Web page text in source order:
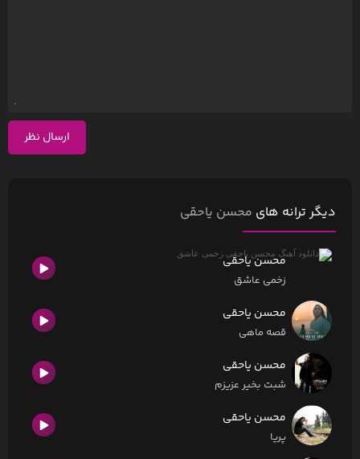
ارسال نظر
دیگر ترانه های محسن یاحقی
محسن یاحقی
زخمی عاشق
محسن یاحقی
قصه ماهی
محسن یاحقی
شبت بخیر عزیزم
محسن یاحقی
پریا